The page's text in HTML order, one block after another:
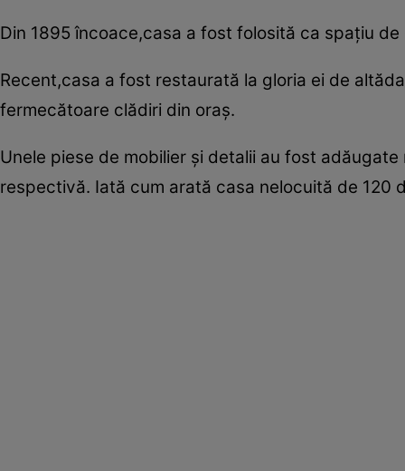
Din 1895 încoace,casa a fost folosită ca spaţiu
Recent,casa a fost restaurată la gloria ei de
fermecătoare clădiri din oraş.
Unele piese de mobilier şi detalii au fost
respectivă. Iată cum arată casa nelocuită de 120